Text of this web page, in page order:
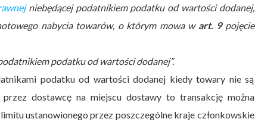
niebędącej podatnikiem podatku od wartości dodanej,
nabycia towarów, o którym mowa w art. 9pojęcie
podatku od wartości dodanej”.
podatku od wartości dodanej kiedy towary nie są
dostawcę na miejscu dostawy to transakcję można
ustanowionego przez poszczególne kraje członkowskie